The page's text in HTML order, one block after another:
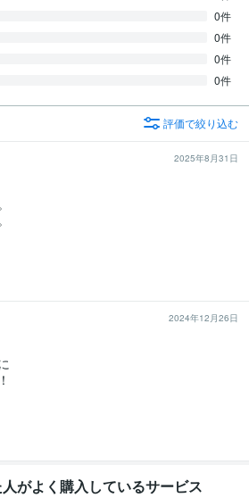
0件
0件
0件
0件
評価で絞り込む
2025年8月31日
2024年12月26日
がよく購入しているサービス